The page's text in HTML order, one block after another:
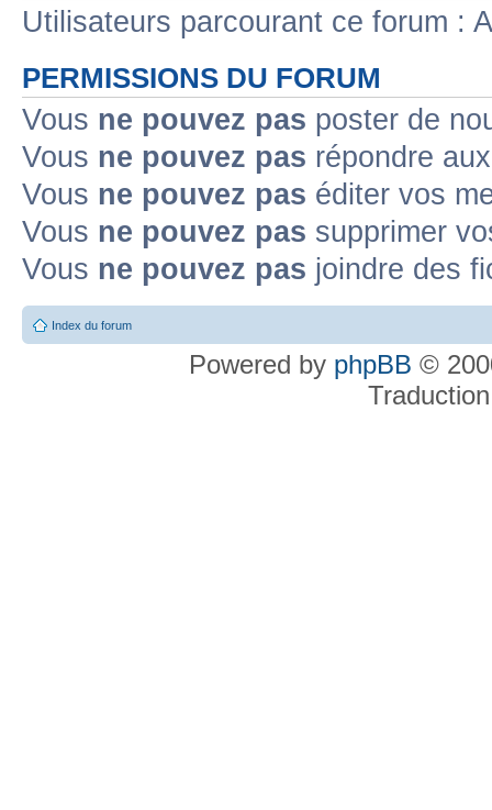
Utilisateurs parcourant ce forum :
PERMISSIONS DU FORUM
Vous ne pouvez pas poster de
Vous ne pouvez pas répondre
Vous ne pouvez pas éditer vos
Vous ne pouvez pas supprimer
Vous ne pouvez pas joindre des
Index du forum
Powered by phpBB ©